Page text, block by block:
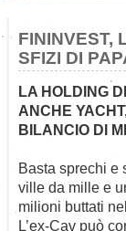
FININVEST,
SFIZI DI
LA HOLDING
ANCHE
BILANCIO DI
Basta sprechi e
ville da mille e
milioni buttati
L’ex-Cav può